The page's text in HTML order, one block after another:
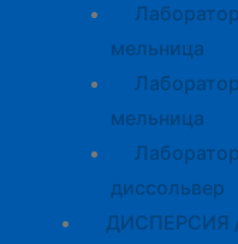
мельница
мельница
диссольвер